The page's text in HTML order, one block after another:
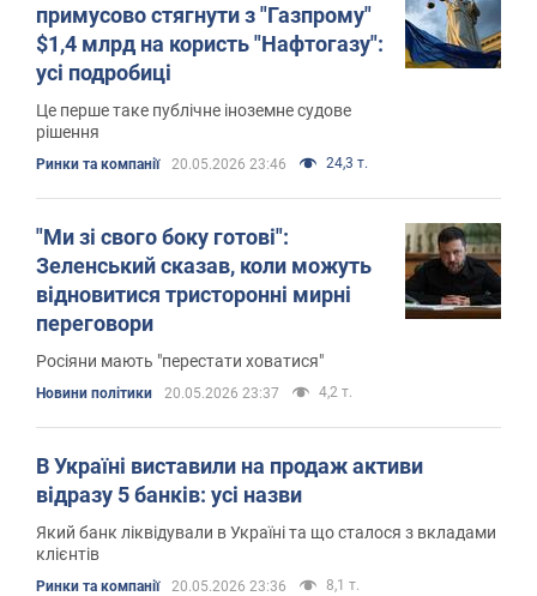
примусово стягнути з "Газпрому"
$1,4 млрд на користь "Нафтогазу":
усі подробиці
Це перше таке публічне іноземне судове
рішення
Ринки та компанії 20.05.2026 23:46 24,3 т.
"Ми зі свого боку готові":
Зеленський сказав, коли можуть
відновитися тристоронні мирні
переговори
Росіяни мають "перестати ховатися"
Новини політики 20.05.2026 23:37 4,2 т.
В Україні виставили на продаж активи
відразу 5 банків: усі назви
Який банк ліквідували в Україні та що сталося з вкладами
клієнтів
Ринки та компанії 20.05.2026 23:36 8,1 т.